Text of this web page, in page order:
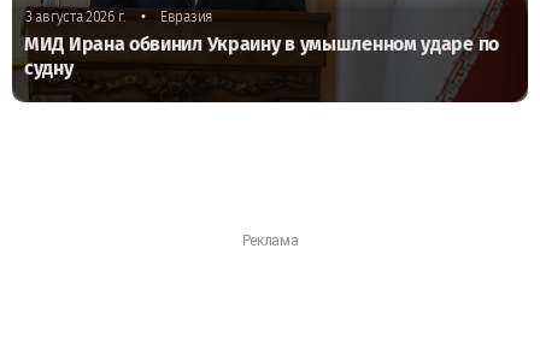
3 августа 2026 г. • Евразия
МИД Ирана обвинил Украину в умышленном ударе по
судну